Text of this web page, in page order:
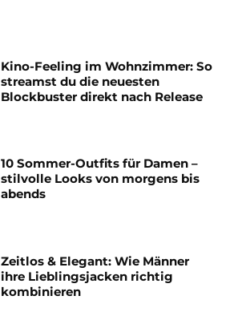
Kino-Feeling im Wohnzimmer: So
streamst du die neuesten
Blockbuster direkt nach Release
10 Sommer-Outfits für Damen –
stilvolle Looks von morgens bis
abends
Zeitlos & Elegant: Wie Männer
ihre Lieblingsjacken richtig
kombinieren